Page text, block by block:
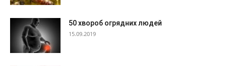
50 хвороб огрядних людей
15.09.2019